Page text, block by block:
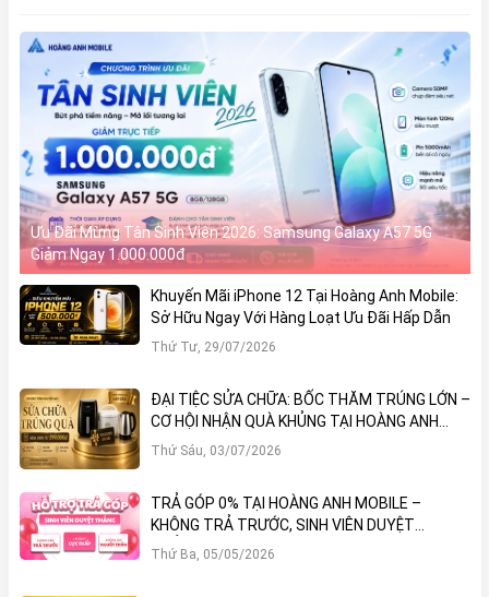
Ưu Đãi Mừng Tân Sinh Viên 2026: Samsung Galaxy A57 5G
Giảm Ngay 1.000.000đ
Khuyến Mãi iPhone 12 Tại Hoàng Anh Mobile:
Sở Hữu Ngay Với Hàng Loạt Ưu Đãi Hấp Dẫn
Thứ Tư, 29/07/2026
ĐẠI TIỆC SỬA CHỮA: BỐC THĂM TRÚNG LỚN –
CƠ HỘI NHẬN QUÀ KHỦNG TẠI HOÀNG ANH
MOBILE
Thứ Sáu, 03/07/2026
TRẢ GÓP 0% TẠI HOÀNG ANH MOBILE –
KHÔNG TRẢ TRƯỚC, SINH VIÊN DUYỆT
THẲNG!
Thứ Ba, 05/05/2026